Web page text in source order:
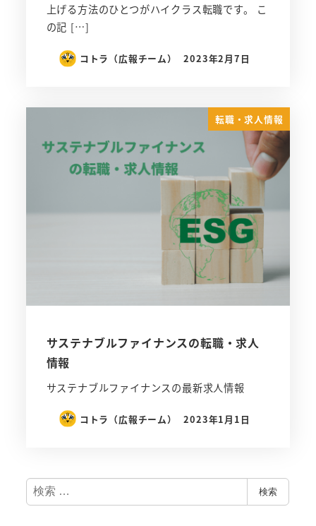
上げる方法のひとつがハイクラス転職です。 こ
の記 […]
コトラ（広報チーム） 2023年2月7日
転職・求人情報
サステナブルファイナンスの転職・求人
情報
サステナブルファイナンスの最新求人情報
コトラ（広報チーム） 2023年1月1日
検
索
検索